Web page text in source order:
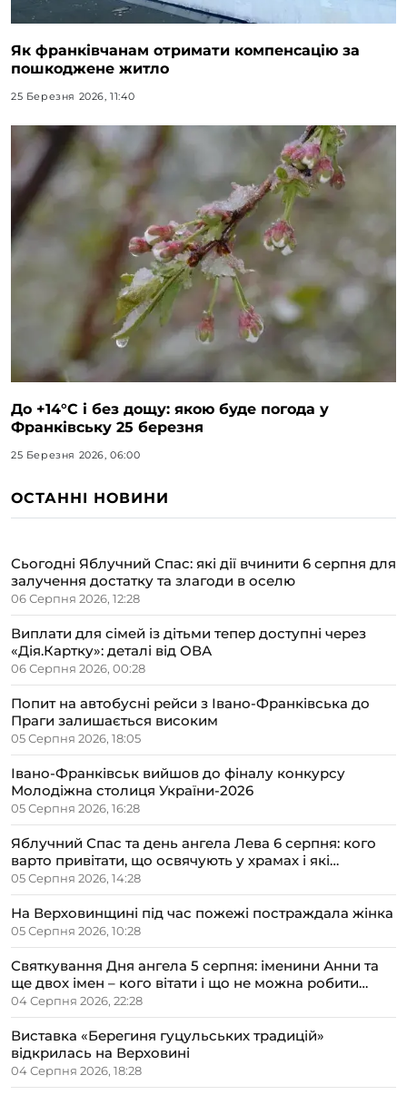
Як франківчанам отримати компенсацію за
пошкоджене житло
25 Березня 2026, 11:40
До +14°C і без дощу: якою буде погода у
Франківську 25 березня
25 Березня 2026, 06:00
ОСТАННІ НОВИНИ
Сьогодні Яблучний Спас: які дії вчинити 6 серпня для
залучення достатку та злагоди в оселю
06 Серпня 2026, 12:28
Виплати для сімей із дітьми тепер доступні через
«Дія.Картку»: деталі від ОВА
06 Серпня 2026, 00:28
Попит на автобусні рейси з Івано-Франківська до
Праги залишається високим
05 Серпня 2026, 18:05
Івано-Франківськ вийшов до фіналу конкурсу
Молодіжна столиця України-2026
05 Серпня 2026, 16:28
Яблучний Спас та день ангела Лева 6 серпня: кого
варто привітати, що освячують у храмах і які
прикмети передбачають осінь
05 Серпня 2026, 14:28
На Верховинщині під час пожежі постраждала жінка
05 Серпня 2026, 10:28
Святкування Дня ангела 5 серпня: іменини Анни та
ще двох імен – кого вітати і що не можна робити
цього дня
04 Серпня 2026, 22:28
Виставка «Берегиня гуцульських традицій»
відкрилась на Верховині
04 Серпня 2026, 18:28